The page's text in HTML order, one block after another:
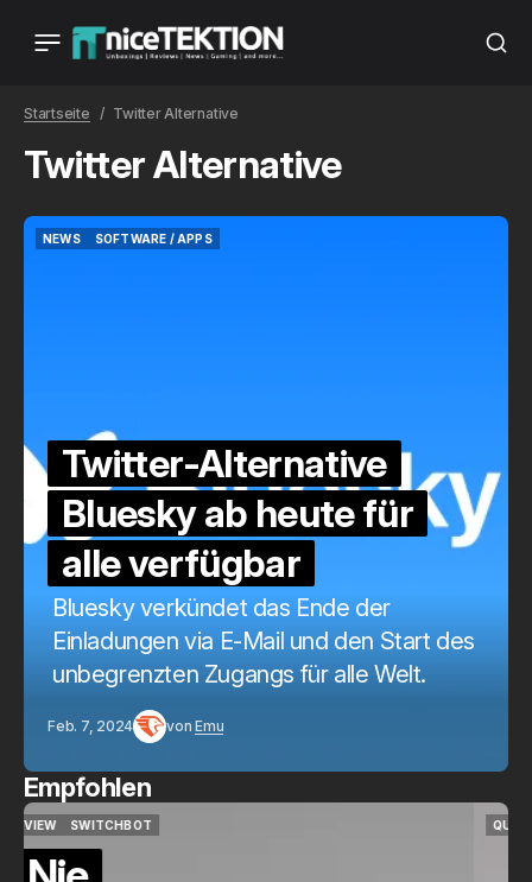
Startseite Twitter Alternative
Twitter Alternative
NEWS
SOFTWARE / APPS
Twitter-Alternative
Bluesky ab heute für
alle verfügbar
Bluesky verkündet das Ende der
Einladungen via E-Mail und den Start des
unbegrenzten Zugangs für alle Welt.
Feb. 7, 2024 von Emu
Empfohlen
QUICKCHECK